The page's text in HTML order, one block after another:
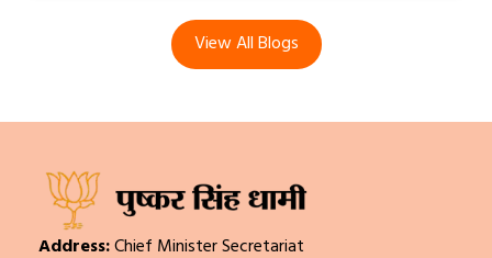
View All Blogs
Address:Chief Minister Secretariat